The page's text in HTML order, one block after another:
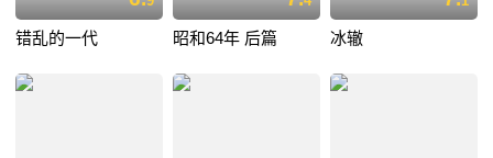
错乱的一代 昭和64年 后篇 冰辙